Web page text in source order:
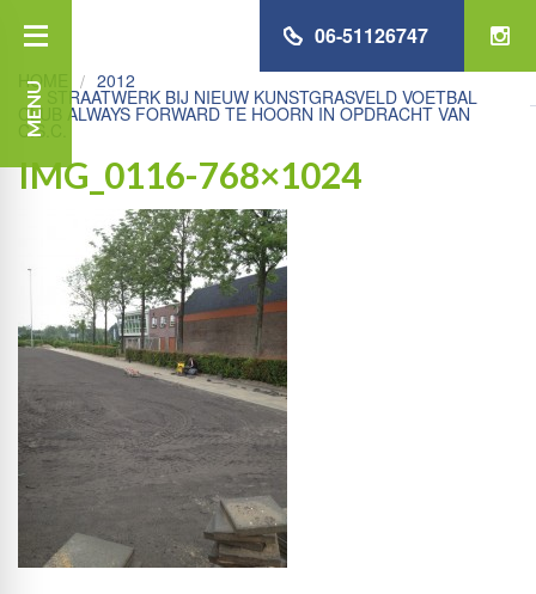
MENU
06-51126747
HOME 2012
STRAATWERK BIJ NIEUW KUNSTGRASVELD VOETBAL
CLUB ALWAYS FORWARD TE HOORN IN OPDRACHT VAN
C.S.C.
IMG_0116-768×1024